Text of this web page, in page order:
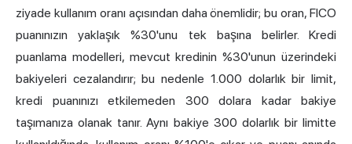
ziyade kullanım oranı açısından daha önemlidir; bu oran, FICO
puanınızın yaklaşık %30'unu tek başına belirler. Kredi
puanlama modelleri, mevcut kredinin %30'unun üzerindeki
bakiyeleri cezalandırır; bu nedenle 1.000 dolarlık bir limit,
kredi puanınızı etkilemeden 300 dolara kadar bakiye
taşımanıza olanak tanır. Aynı bakiye 300 dolarlık bir limitte